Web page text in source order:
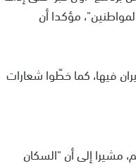
مؤكدا أن
فيها، كما خطّوا شعارات
مشيرا إلى أن "السكان